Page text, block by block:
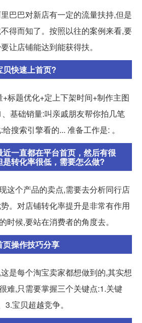
巴巴对新店有一定的流量扶持,但是
得而知了。按照以往的案例来看,要
让店铺能达到能获得扶。
快速上首页?
标题优化+定上下架时间+制作主图
基础销量:叫亲戚朋友帮你拍几笔
搜索引擎看的... 准备工作是: 。
一直都在平台首页，然后有很
转化率很低，需要怎么做?
这个产品的卖点,需要去分析同行店
。对店铺转化率提升是非常有作用
时候,要站在消费者的角度去。
操作技巧分享
是每个淘宝卖家都想做到的,其实想
难,只需要掌握三个关键点:1.关键
宝贝超越竞争。